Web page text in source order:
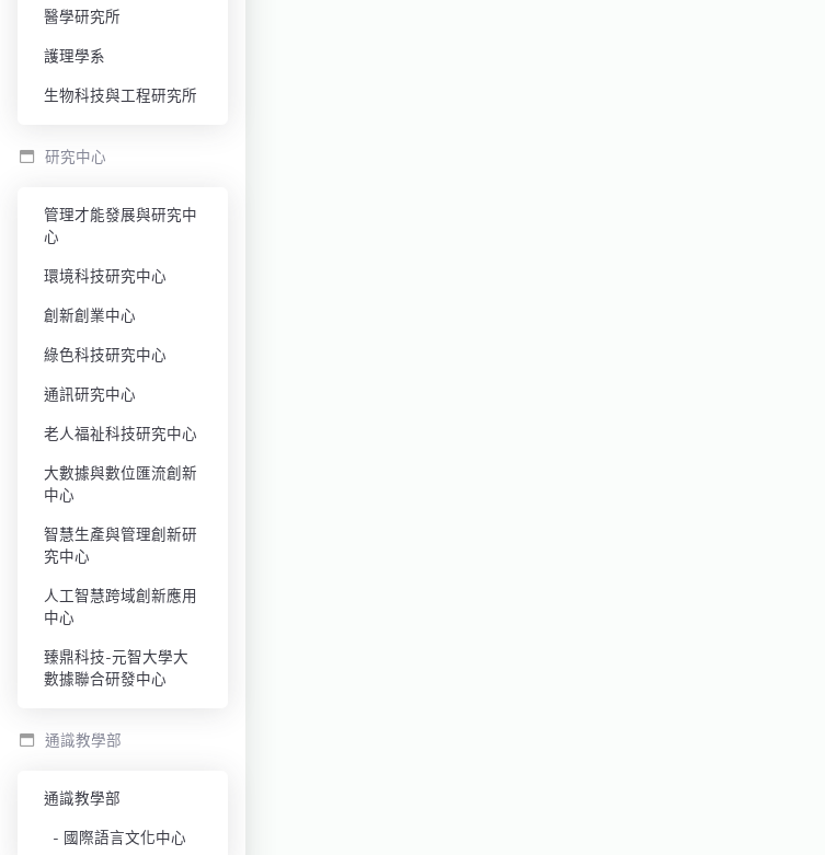
醫學研究所
護理學系
生物科技與工程研究所
研究中心
管理才能發展與研究中
心
環境科技研究中心
創新創業中心
綠色科技研究中心
通訊研究中心
老人福祉科技研究中心
大數據與數位匯流創新
中心
智慧生產與管理創新研
究中心
人工智慧跨域創新應用
中心
臻鼎科技-元智大學大
數據聯合研發中心
通識教學部
通識教學部
國際語言文化中心